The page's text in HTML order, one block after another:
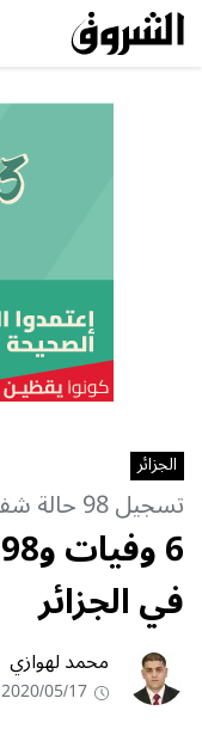
الجزائر
تسجيل 98 حالة شفاء في 24 ساعة الأخيرة
في الجزائر
محمد لهوازي
2020/05/17